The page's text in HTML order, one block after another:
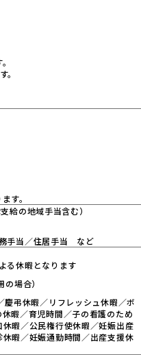
。
す。
給の地域手当含む）
手当／住居手当 など
る休暇となります
場合）
弔休暇／リフレッシュ休暇／ボ
暇／育児時間／子の看護のため
暇／公民権行使休暇／妊娠出産
暇／妊娠通勤時間／出産支援休